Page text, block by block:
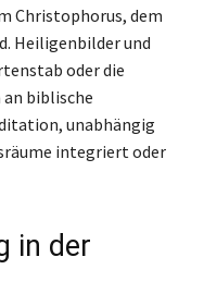
Christophorus, dem
Heiligenbilder und
oder die
an biblische
unabhängig
integriert oder
in der